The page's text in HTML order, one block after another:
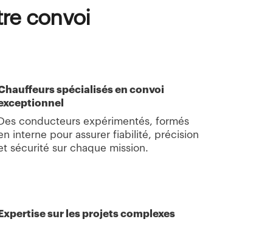
convoi
spécialisés en convoi
Des conducteurs expérimentés, formés
interne pour assurer fiabilité, précision
sécurité sur chaque mission.
Expertise sur les projets complexes